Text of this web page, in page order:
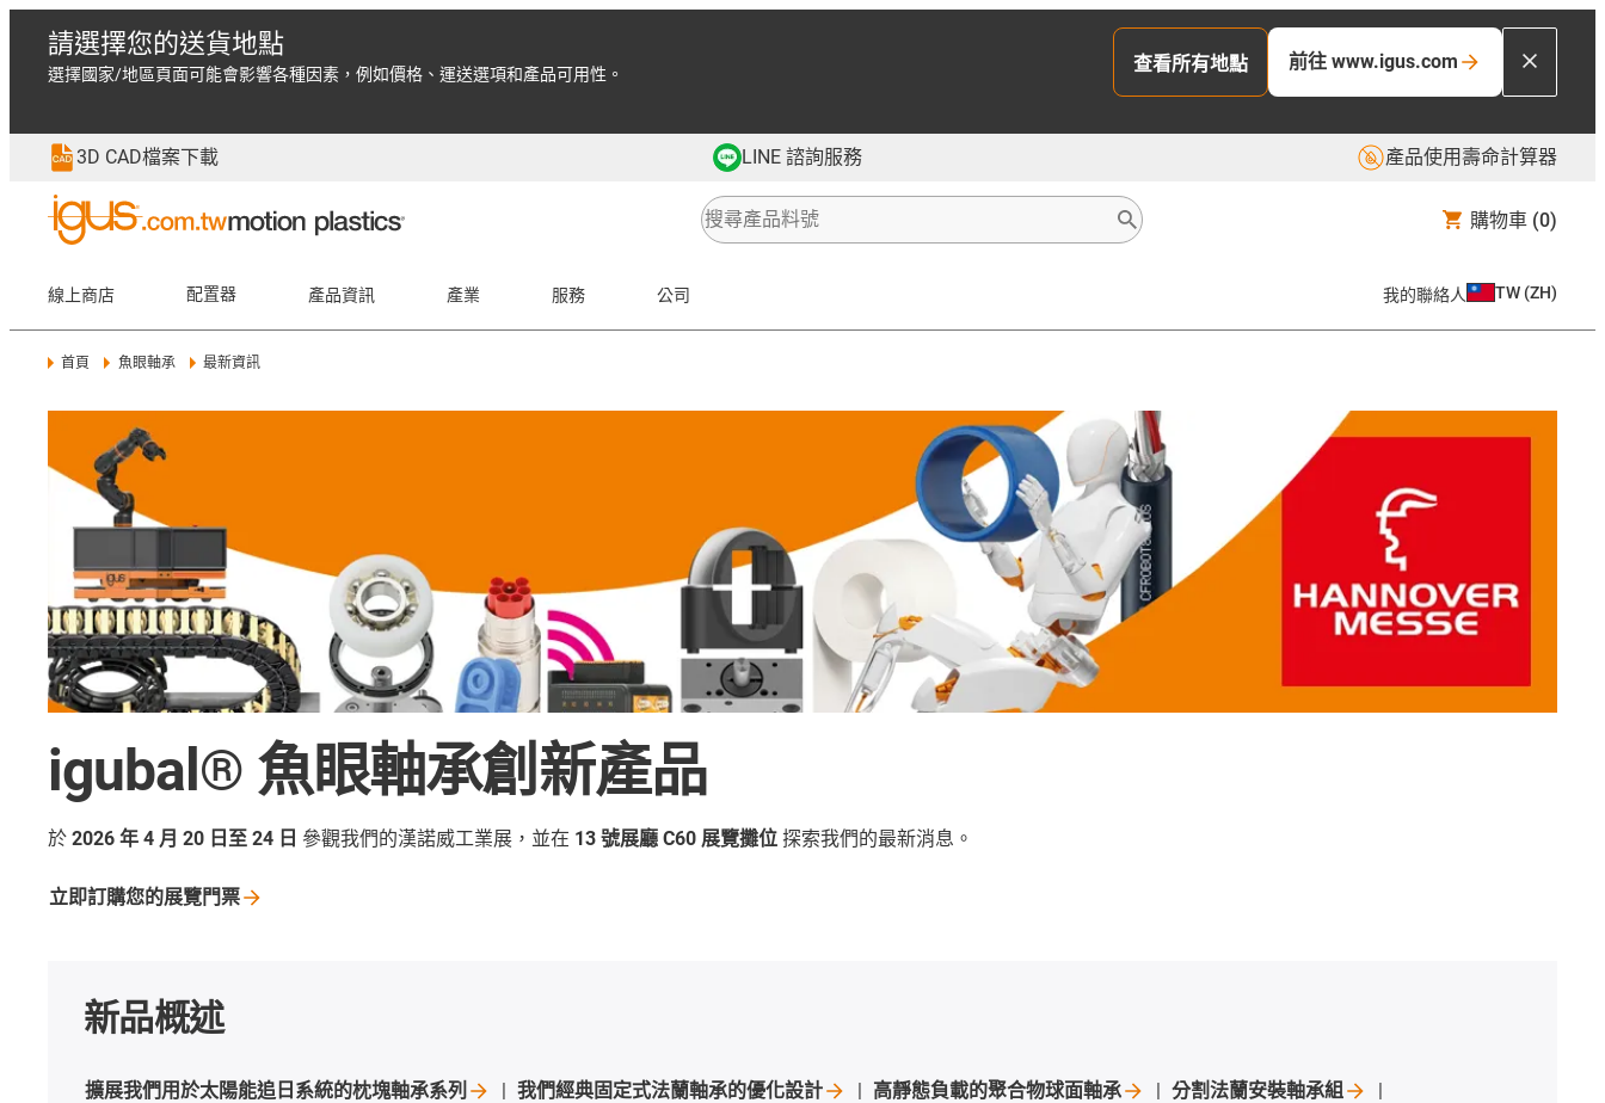
請選擇您的送貨地點
選擇國家/地區頁面可能會影響各種因素，例如價格、運送選項和產品可用性。 查看所有地點 前往 www.igus.com
3D CAD檔案下載 LINE 諮詢服務 產品使用壽命計算器
購物車 (0)
線上商店 配置器 產品資訊 產業 服務 公司 我的聯絡人 TW (ZH)
首頁 魚眼軸承 最新資訊
igubal® 魚眼軸承創新產品
於 2026 年 4 月 20 日至 24 日 參觀我們的漢諾威工業展，並在 13 號展廳 C60 展覽攤位 探索我們的最新消息。
立即訂購您的展覽門票
新品概述
擴展我們用於太陽能追日系統的枕塊軸承系列 我們經典固定式法蘭軸承的優化設計 高靜態負載的聚合物球面軸承
分割法蘭安裝軸承組